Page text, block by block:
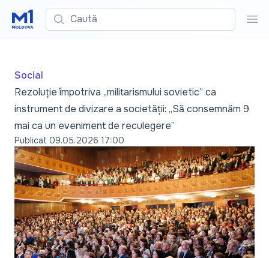
Caută
Social
Rezoluție împotriva „militarismului sovietic” ca
instrument de divizare a societății: „Să consemnăm 9
mai ca un eveniment de reculegere”
Publicat 09.05.2026 17:00